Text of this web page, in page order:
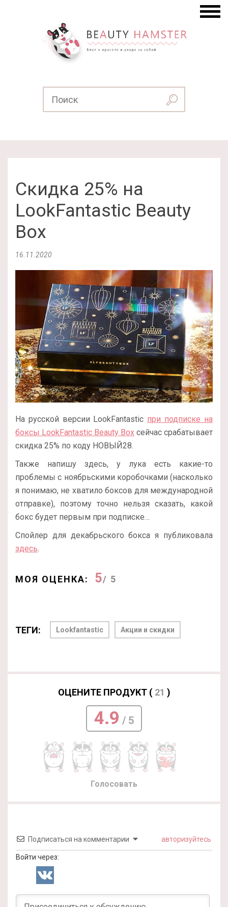
Скидка 25% на
LookFantastic Beauty
Box
16.11.2020
На русской версии LookFantastic при подписке на
боксы LookFantastic Beauty Box сейчас срабатывает
скидка 25% по коду НОВЫЙ28.
Также напишу здесь, у лука есть какие-то
проблемы с ноябрьскими коробочками (насколько
я понимаю, не хватило боксов для международной
отправке), поэтому точно нельзя сказать, какой
бокс будет первым при подписке…
Спойлер для декабрьского бокса я публиковала
здесь.
МОЯ ОЦЕНКА: 5/ 5
ТЕГИ: Lookfantastic Акции и скидки
ОЦЕНИТЕ ПРОДУКТ ( 21 )
4.9 / 5
Голосовать
Подписаться на комментарии авторизуйтесь
Войти через: